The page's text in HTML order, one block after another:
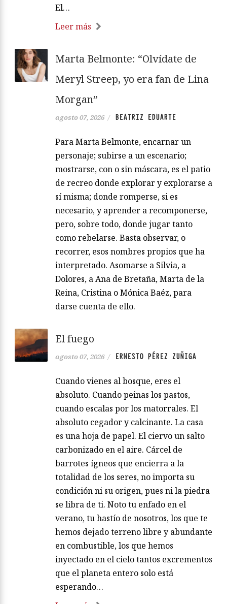
El…
Leer más
Marta Belmonte: “Olvídate de
Meryl Streep, yo era fan de Lina
Morgan”
agosto 07, 2026 / BEATRIZ EDUARTE
Para Marta Belmonte, encarnar un
personaje; subirse a un escenario;
mostrarse, con o sin máscara, es el patio
de recreo donde explorar y explorarse a
sí misma; donde romperse, si es
necesario, y aprender a recomponerse,
pero, sobre todo, donde jugar tanto
como rebelarse. Basta observar, o
recorrer, esos nombres propios que ha
interpretado. Asomarse a Silvia, a
Dolores, a Ana de Bretaña, Marta de la
Reina, Cristina o Mónica Baéz, para
darse cuenta de ello.
El fuego
agosto 07, 2026 / ERNESTO PÉREZ ZUÑIGA
Cuando vienes al bosque, eres el
absoluto. Cuando peinas los pastos,
cuando escalas por los matorrales. El
absoluto cegador y calcinante. La casa
es una hoja de papel. El ciervo un salto
carbonizado en el aire. Cárcel de
barrotes ígneos que encierra a la
totalidad de los seres, no importa su
condición ni su origen, pues ni la piedra
se libra de ti. Noto tu enfado en el
verano, tu hastío de nosotros, los que te
hemos dejado terreno libre y abundante
en combustible, los que hemos
inyectado en el cielo tantos excrementos
que el planeta entero solo está
esperando…